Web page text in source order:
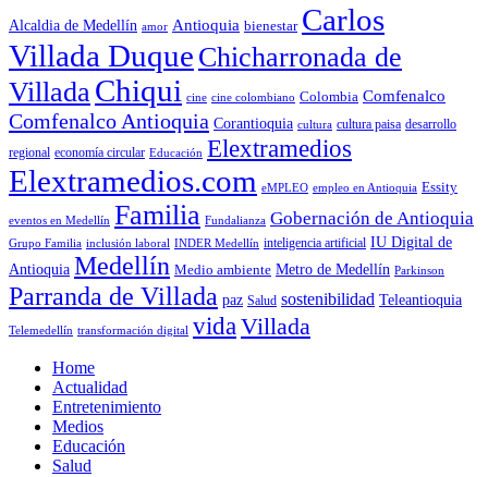
Alcaldia de Medellín amor Antioquia bienestar Carlos
Villada Duque Chicharronada de
Villada Chiqui cine cine colombiano Colombia Comfenalco
Comfenalco Antioquia Corantioquia cultura cultura paisa desarrollo
regional economía circular Educación Elextramedios
Elextramedios.com eMPLEO empleo en Antioquia Essity
eventos en Medellín Familia Fundalianza Gobernación de Antioquia
Grupo Familia inclusión laboral INDER Medellín inteligencia artificial IU Digital de
Antioquia Medellín Medio ambiente Metro de Medellín Parkinson
Parranda de Villada paz Salud sostenibilidad Teleantioquia
Telemedellín transformación digital vida Villada
Home
Actualidad
Entretenimiento
Medios
Educación
Salud